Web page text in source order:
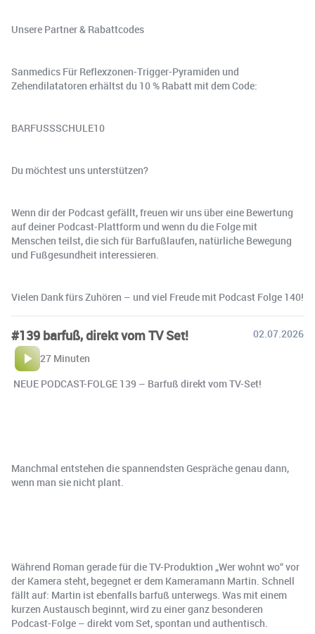
Unsere Partner & Rabattcodes
Sanmedics Für Reflexzonen-Trigger-Pyramiden und
Zehendilatatoren erhältst du 10 % Rabatt mit dem Code:
BARFUSSSCHULE10
Du möchtest uns unterstützen?
Wenn dir der Podcast gefällt, freuen wir uns über eine Bewertung
auf deiner Podcast-Plattform und wenn du die Folge mit
Menschen teilst, die sich für Barfußlaufen, natürliche Bewegung
und Fußgesundheit interessieren.
Vielen Dank fürs Zuhören – und viel Freude mit Podcast Folge 140!
#139 barfuß, direkt vom TV Set!
02.07.2026
27 Minuten
️ NEUE PODCAST-FOLGE 139 – Barfuß direkt vom TV-Set!
Manchmal entstehen die spannendsten Gespräche genau dann,
wenn man sie nicht plant.
Während Roman gerade für die TV-Produktion „Wer wohnt wo“ vor
der Kamera steht, begegnet er dem Kameramann Martin. Schnell
fällt auf: Martin ist ebenfalls barfuß unterwegs. Was mit einem
kurzen Austausch beginnt, wird zu einer ganz besonderen
Podcast-Folge – direkt vom Set, spontan und authentisch.